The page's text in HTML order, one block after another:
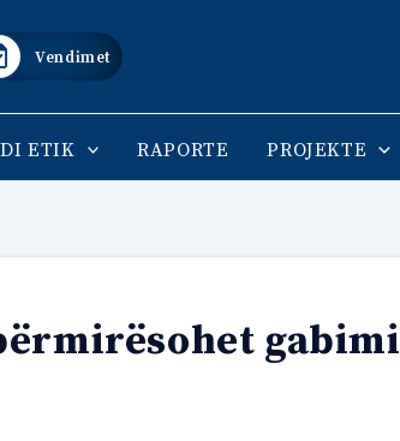
Vendimet
ETIK RAPORTE PROJEKTE
gabimi